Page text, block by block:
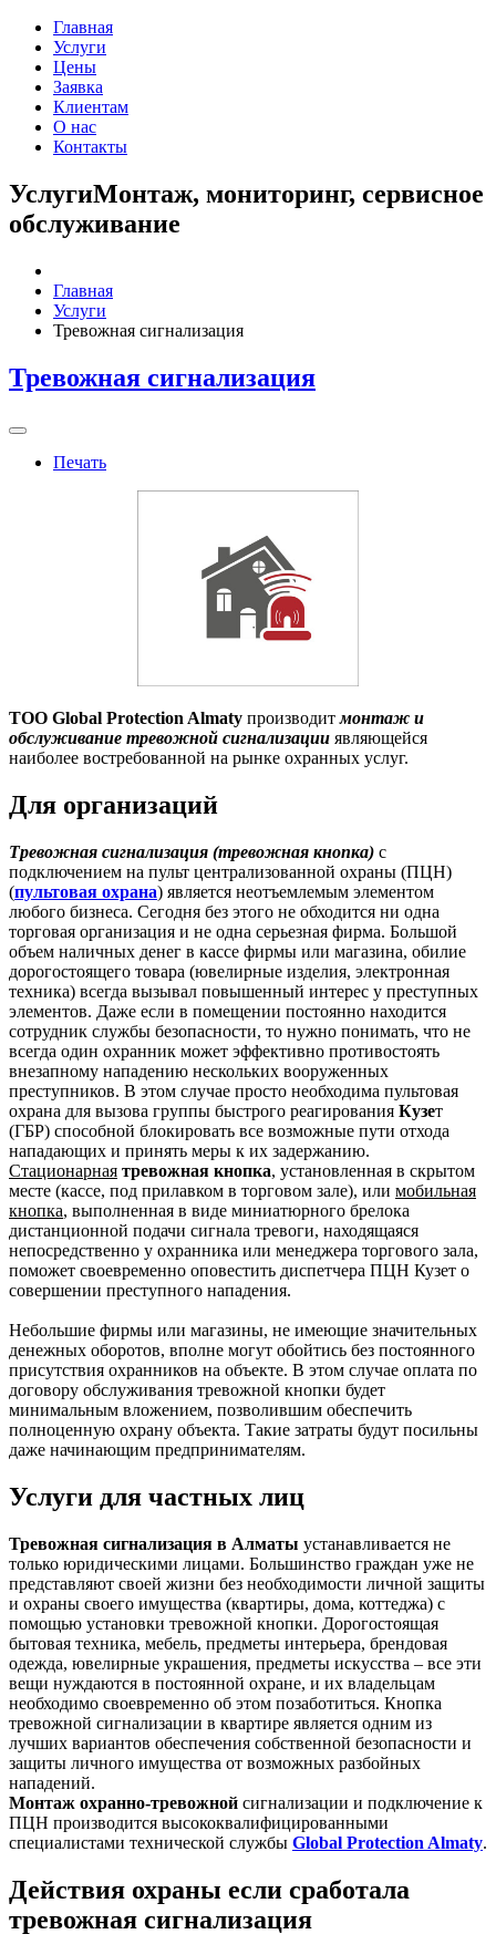
Главная
Услуги
Цены
Заявка
Клиентам
О нас
Контакты
УслугиМонтаж, мониторинг, сервисное
обслуживание
Главная
Услуги
Тревожная сигнализация
Тревожная сигнализация
Печать
ТОО Global Protection Almaty производитмонтаж и
обслуживание тревожной сигнализации являющейся
наиболее востребованной на рынке охранных услуг.
Для организаций
Тревожная сигнализация (тревожная кнопка) с
подключением на пульт централизованной охраны (ПЦН)
(пультовая охрана) является неотъемлемым элементом
любого бизнеса. Сегодня без этого не обходится ни одна
торговая организация и не одна серьезная фирма. Большой
объем наличных денег в кассе фирмы или магазина, обилие
дорогостоящего товара (ювелирные изделия, электронная
техника) всегда вызывал повышенный интерес у преступных
элементов. Даже если в помещении постоянно находится
сотрудник службы безопасности, то нужно понимать, что не
всегда один охранник может эффективно противостоять
внезапному нападению нескольких вооруженных
преступников. В этом случае просто необходима пультовая
охрана для вызова группы быстрого реагирования Кузет
(ГБР) способной блокировать все возможные пути отхода
нападающих и принять меры к их задержанию.
Стационарная тревожная кнопка, установленная в скрытом
месте (кассе, под прилавком в торговом зале), или мобильная
кнопка, выполненная в виде миниатюрного брелока
дистанционной подачи сигнала тревоги, находящаяся
непосредственно у охранника или менеджера торгового зала,
поможет своевременно оповестить диспетчера ПЦН Кузет о
совершении преступного нападения.
Небольшие фирмы или магазины, не имеющие значительных
денежных оборотов, вполне могут обойтись без постоянного
присутствия охранников на объекте. В этом случае оплата по
договору обслуживания тревожной кнопки будет
минимальным вложением, позволившим обеспечить
полноценную охрану объекта. Такие затраты будут посильны
даже начинающим предпринимателям.
Услуги для частных лиц
Тревожная сигнализация в Алматы устанавливается не
только юридическими лицами. Большинство граждан уже не
представляют своей жизни без необходимости личной защиты
и охраны своего имущества (квартиры, дома, коттеджа) с
помощью установки тревожной кнопки. Дорогостоящая
бытовая техника, мебель, предметы интерьера, брендовая
одежда, ювелирные украшения, предметы искусства – все эти
вещи нуждаются в постоянной охране, и их владельцам
необходимо своевременно об этом позаботиться. Кнопка
тревожной сигнализации в квартире является одним из
лучших вариантов обеспечения собственной безопасности и
защиты личного имущества от возможных разбойных
нападений.
Монтаж охранно-тревожной сигнализации и подключение к
ПЦН производится высококвалифицированными
специалистами технической службы Global Protection Almaty.
Действия охраны если сработала
тревожная сигнализация